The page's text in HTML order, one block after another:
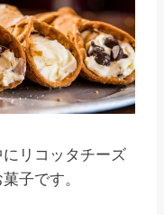
リコッタチーズ
子です。